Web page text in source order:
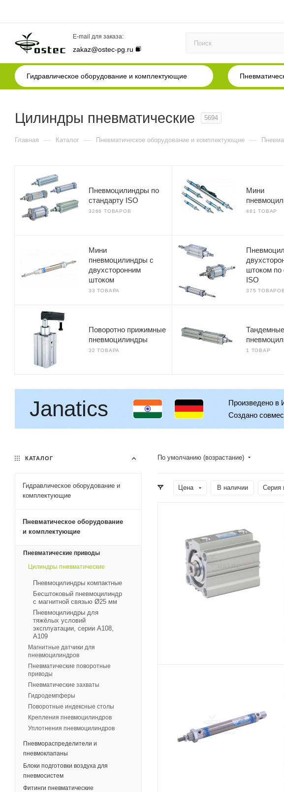
E-mail для заказа:
zakaz@ostec-pg.ru
Гидравлическое оборудование и комплектующие
Цилиндры пневматические 5694
Главная — Каталог — Пневматическое оборудование и комплектующие —
Пневмоцилиндры по
стандарту ISO
3266 ТОВАРОВ
Мини
461 ТОВАР
Мини
пневмоцилиндры c
двухсторонним
штоком
33 ТОВАРА
штоком по
ISO
375 ТОВАРОВ
Поворотно прижимные
пневмоцилиндры
32 ТОВАРА
Тандемные
1 ТОВАР
Janatics
Произведено в
Создано
По умолчанию (возрастание)
Цена В наличии Серия
КАТАЛОГ
Гидравлическое оборудование и
комплектующие
Пневматическое оборудование
и комплектующие
Пневматические приводы
Цилиндры пневматические
Пневмоцилиндры компактные
Бесштоковый пневмоцилиндр
с магнитной связью Ø25 мм
Пневмоцилиндры для
тяжёлых условий
эксплуатации, серии А108,
А109
Магнитные датчики для
пневмоцилиндров
Пневматические поворотные
приводы
Пневматические захваты
Гидродемпферы
Поворотные индексные столы
Крепления пневмоцилиндров
Уплотнения пневмоцилиндров
Пневмораспределители и
пневмоклапаны
Блоки подготовки воздуха для
пневмосистем
Фитинги пневматические